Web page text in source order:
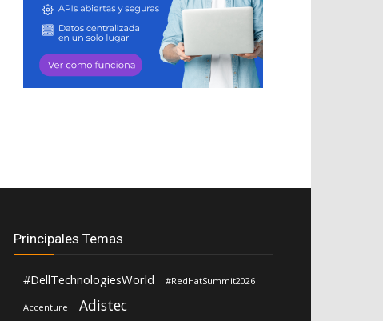
Principales Temas
#DellTechnologiesWorld #RedHatSummit2026
Accenture
Adistec